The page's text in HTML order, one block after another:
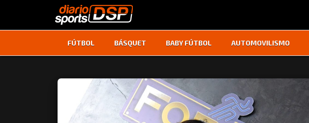
FÚTBOL BÁSQUET BABY FÚTBOL AUTOMOVILISMO